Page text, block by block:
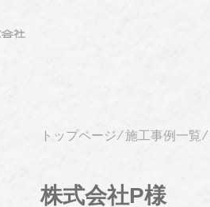
トップページ⁄施工事例一覧⁄
株式会社P様